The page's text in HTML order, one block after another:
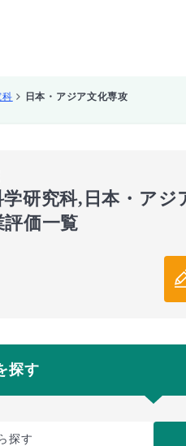
科 日本・アジア文化専攻
学研究科,日本・アジ
価一覧
探す
探す